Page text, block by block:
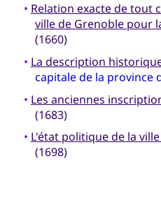
• Relation exacte de tout
ville de Grenoble pour
(1660)
• La description
capitale de la province
• Les anciennes
(1683)
• L'état politique de la
(1698)